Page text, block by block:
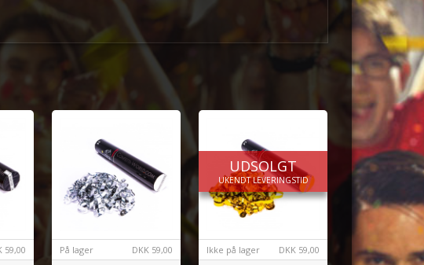
59,00 DKK 59,00
På lager
UDSOLGT
UKENDT LEVERINGSTID
DKK 59,00
Ikke på lager